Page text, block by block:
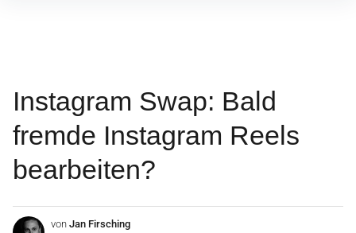
Instagram Swap: Bald
fremde Instagram Reels
bearbeiten?
von Jan Firsching